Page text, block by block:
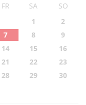
FR SA
SO
1
2
7 8
9
14 15
16
21 22
23
28 29
30